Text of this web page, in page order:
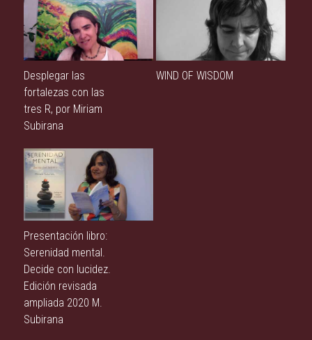
Desplegar las
fortalezas con las
tres R, por Miriam
Subirana
WIND OF WISDOM
Presentación libro:
Serenidad mental.
Decide con lucidez.
Edición revisada
ampliada 2020 M.
Subirana